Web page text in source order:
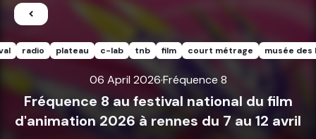
radio plateau c-lab tnb film court métrage musée des
06 April 2026·Fréquence 8
Fréquence 8 au festival national du film
d'animation 2026 à rennes du 7 au 12 avril